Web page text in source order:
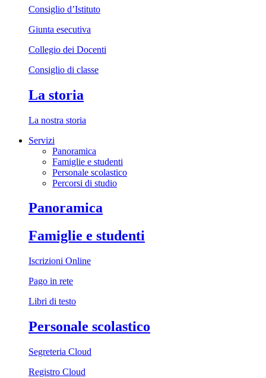
Consiglio d’Istituto
Giunta esecutiva
Collegio dei Docenti
Consiglio di classe
La storia
La nostra storia
Servizi
Panoramica
Famiglie e studenti
Personale scolastico
Percorsi di studio
Panoramica
Famiglie e studenti
Iscrizioni Online
Pago in rete
Libri di testo
Personale scolastico
Segreteria Cloud
Registro Cloud